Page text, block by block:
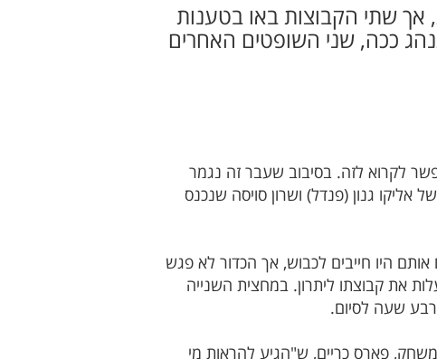
אך שתי הקבוצות באו בטענות
ככה, שני השופטים האחרים
לקרוא לזה. בסיבוב שעבר זה נגמר
עשור, משערים של אליקו גנון (פנדל) ושרון סויסה שנכנס
היו חייבים לכבוש, אך הכדור לא פגש
וגנון ניצל זאת כדי להעלות את קבוצתו ליתרון. במחצית השנייה
רבע שעה לסיום.
פארס כריים, ש"הגיע להראות מי